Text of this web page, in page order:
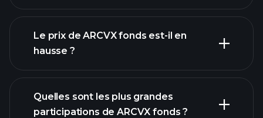
graphique avancé
Le prix de ARCVX fonds est-il en
hausse ?
Quelles sont les plus grandes
participations de ARCVX fonds ?